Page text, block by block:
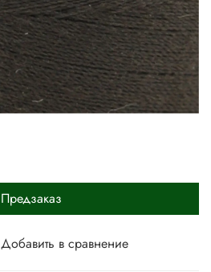
Добавить в сравнение
Предзаказ